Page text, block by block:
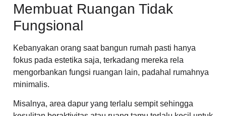
Membuat Ruangan Tidak
Fungsional
Kebanyakan orang saat bangun rumah pasti hanya
fokus pada estetika saja, terkadang mereka rela
mengorbankan fungsi ruangan lain, padahal rumahnya
minimalis.
Misalnya, area dapur yang terlalu sempit sehingga